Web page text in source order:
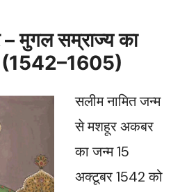
मुगल सम्राज्य का
(1542–1605)
सलीम नामित जन्म
से मशहूर अकबर
का जन्म 15
अक्टूबर 1542 को